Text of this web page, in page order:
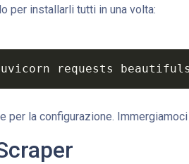
per installarli tutti in una volta:
requests
per la configurazione.